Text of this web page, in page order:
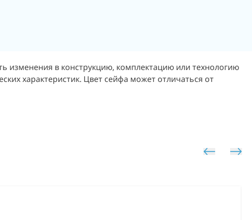
изменения в конструкцию, комплектацию или технологию
характеристик. Цвет сейфа может отличаться от